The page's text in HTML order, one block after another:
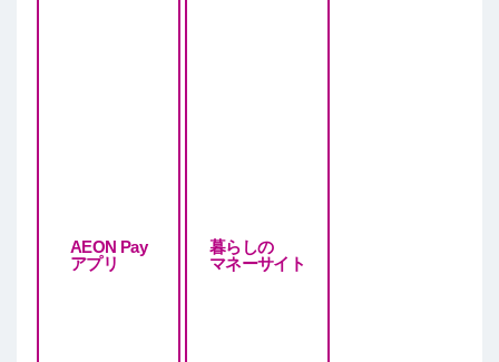
AEON Pay
アプリ
暮らしの
マネーサイト